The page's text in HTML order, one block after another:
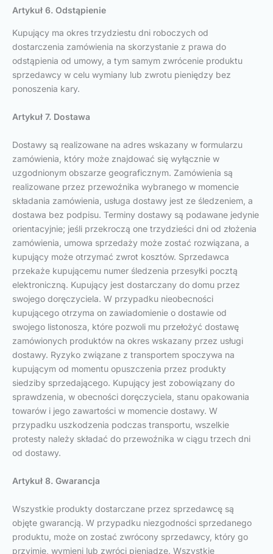
Artykuł 6. Odstąpienie
Kupujący ma okres trzydziestu dni roboczych od
dostarczenia zamówienia na skorzystanie z prawa do
odstąpienia od umowy, a tym samym zwrócenie produktu
sprzedawcy w celu wymiany lub zwrotu pieniędzy bez
ponoszenia kary.
Artykuł 7. Dostawa
Dostawy są realizowane na adres wskazany w formularzu
zamówienia, który może znajdować się wyłącznie w
uzgodnionym obszarze geograficznym. Zamówienia są
realizowane przez przewoźnika wybranego w momencie
składania zamówienia, usługa dostawy jest ze śledzeniem, a
dostawa bez podpisu. Terminy dostawy są podawane jedynie
orientacyjnie; jeśli przekroczą one trzydzieści dni od złożenia
zamówienia, umowa sprzedaży może zostać rozwiązana, a
kupujący może otrzymać zwrot kosztów. Sprzedawca
przekaże kupującemu numer śledzenia przesyłki pocztą
elektroniczną. Kupujący jest dostarczany do domu przez
swojego doręczyciela. W przypadku nieobecności
kupującego otrzyma on zawiadomienie o dostawie od
swojego listonosza, które pozwoli mu przełożyć dostawę
zamówionych produktów na okres wskazany przez usługi
dostawy. Ryzyko związane z transportem spoczywa na
kupującym od momentu opuszczenia przez produkty
siedziby sprzedającego. Kupujący jest zobowiązany do
sprawdzenia, w obecności doręczyciela, stanu opakowania
towarów i jego zawartości w momencie dostawy. W
przypadku uszkodzenia podczas transportu, wszelkie
protesty należy składać do przewoźnika w ciągu trzech dni
od dostawy.
Artykuł 8. Gwarancja
Wszystkie produkty dostarczane przez sprzedawcę są
objęte gwarancją. W przypadku niezgodności sprzedanego
produktu, może on zostać zwrócony sprzedawcy, który go
przyjmie, wymieni lub zwróci pieniądze. Wszystkie